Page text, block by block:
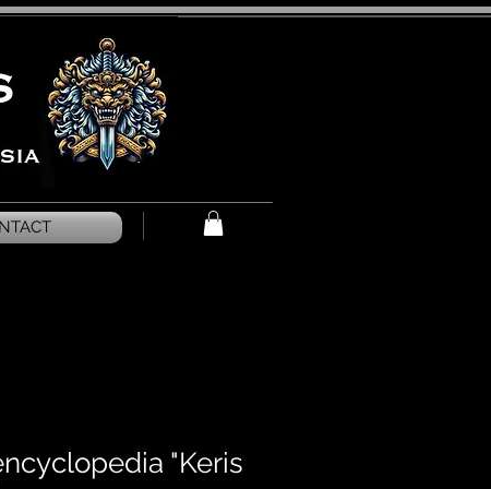
"Keris